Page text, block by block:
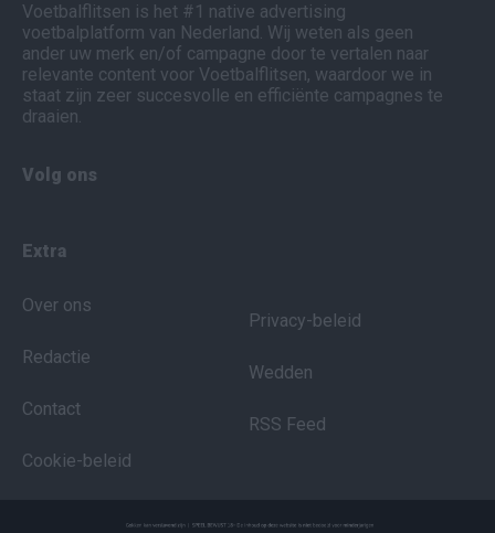
Voetbalflitsen is het #1 native advertising
voetbalplatform van Nederland. Wij weten als geen
ander uw merk en/of campagne door te vertalen naar
relevante content voor Voetbalflitsen, waardoor we in
staat zijn zeer succesvolle en efficiënte campagnes te
draaien.
Volg ons
Extra
Over ons
Redactie
Contact
Cookie-beleid
Privacy-beleid
Wedden
RSS Feed